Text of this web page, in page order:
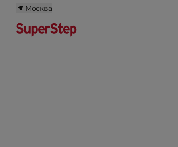
Москва